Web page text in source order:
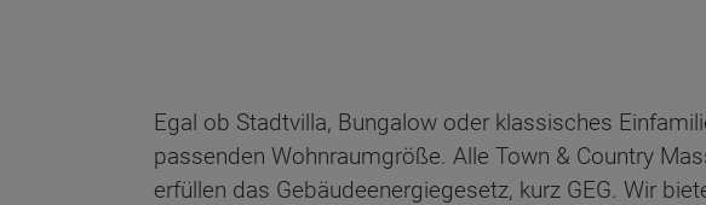
Egal ob Stadtvilla, Bungalow oder klassisches
passenden Wohnraumgröße. Alle Town & Country
erfüllen das Gebäudeenergiegesetz, kurz GEG. Wir